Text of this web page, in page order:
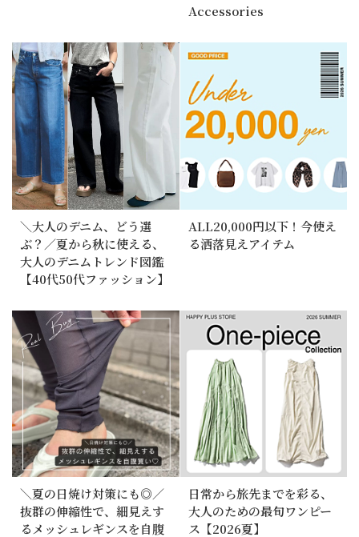
Accessories
＼大人のデニム、どう選
ぶ？／夏から秋に使える、
大人のデニムトレンド図鑑
【40代50代ファッション】
ALL20,000円以下！今使え
る洒落見えアイテム
＼夏の日焼け対策にも◎／
抜群の伸縮性で、細見えす
るメッシュレギンスを自腹
日常から旅先までを彩る、
大人のための最旬ワンピー
ス【2026夏】